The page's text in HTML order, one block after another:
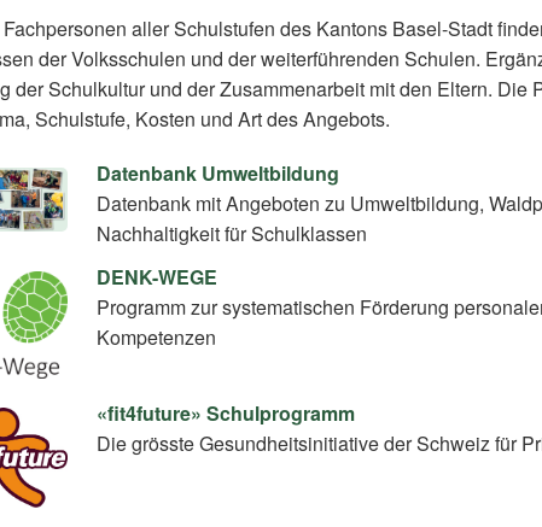
Fachpersonen aller Schulstufen des Kantons Basel-Stadt
der Volksschulen und der weiterführenden Schulen.
der Schulkultur und der Zusammenarbeit mit den Eltern.
Schulstufe, Kosten und Art des Angebots.
Datenbank Umweltbildung
Datenbank mit Angeboten zu Umweltbildung,
Nachhaltigkeit für Schulklassen
DENK-WEGE
Programm zur systematischen Förderung
Kompetenzen
«fit4future» Schulprogramm
Die grösste Gesundheitsinitiative der Schweiz für